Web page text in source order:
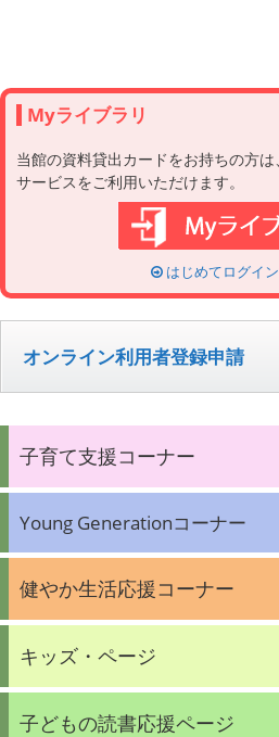
Myライブラリ
当館の資料貸出カードをお持ちの方
サービスをご利用いただけます。
はじめてログイ
オンライン利用者登録申請
子育て支援コーナー
Young Generationコーナー
健やか生活応援コーナー
キッズ・ページ
子どもの読書応援ページ